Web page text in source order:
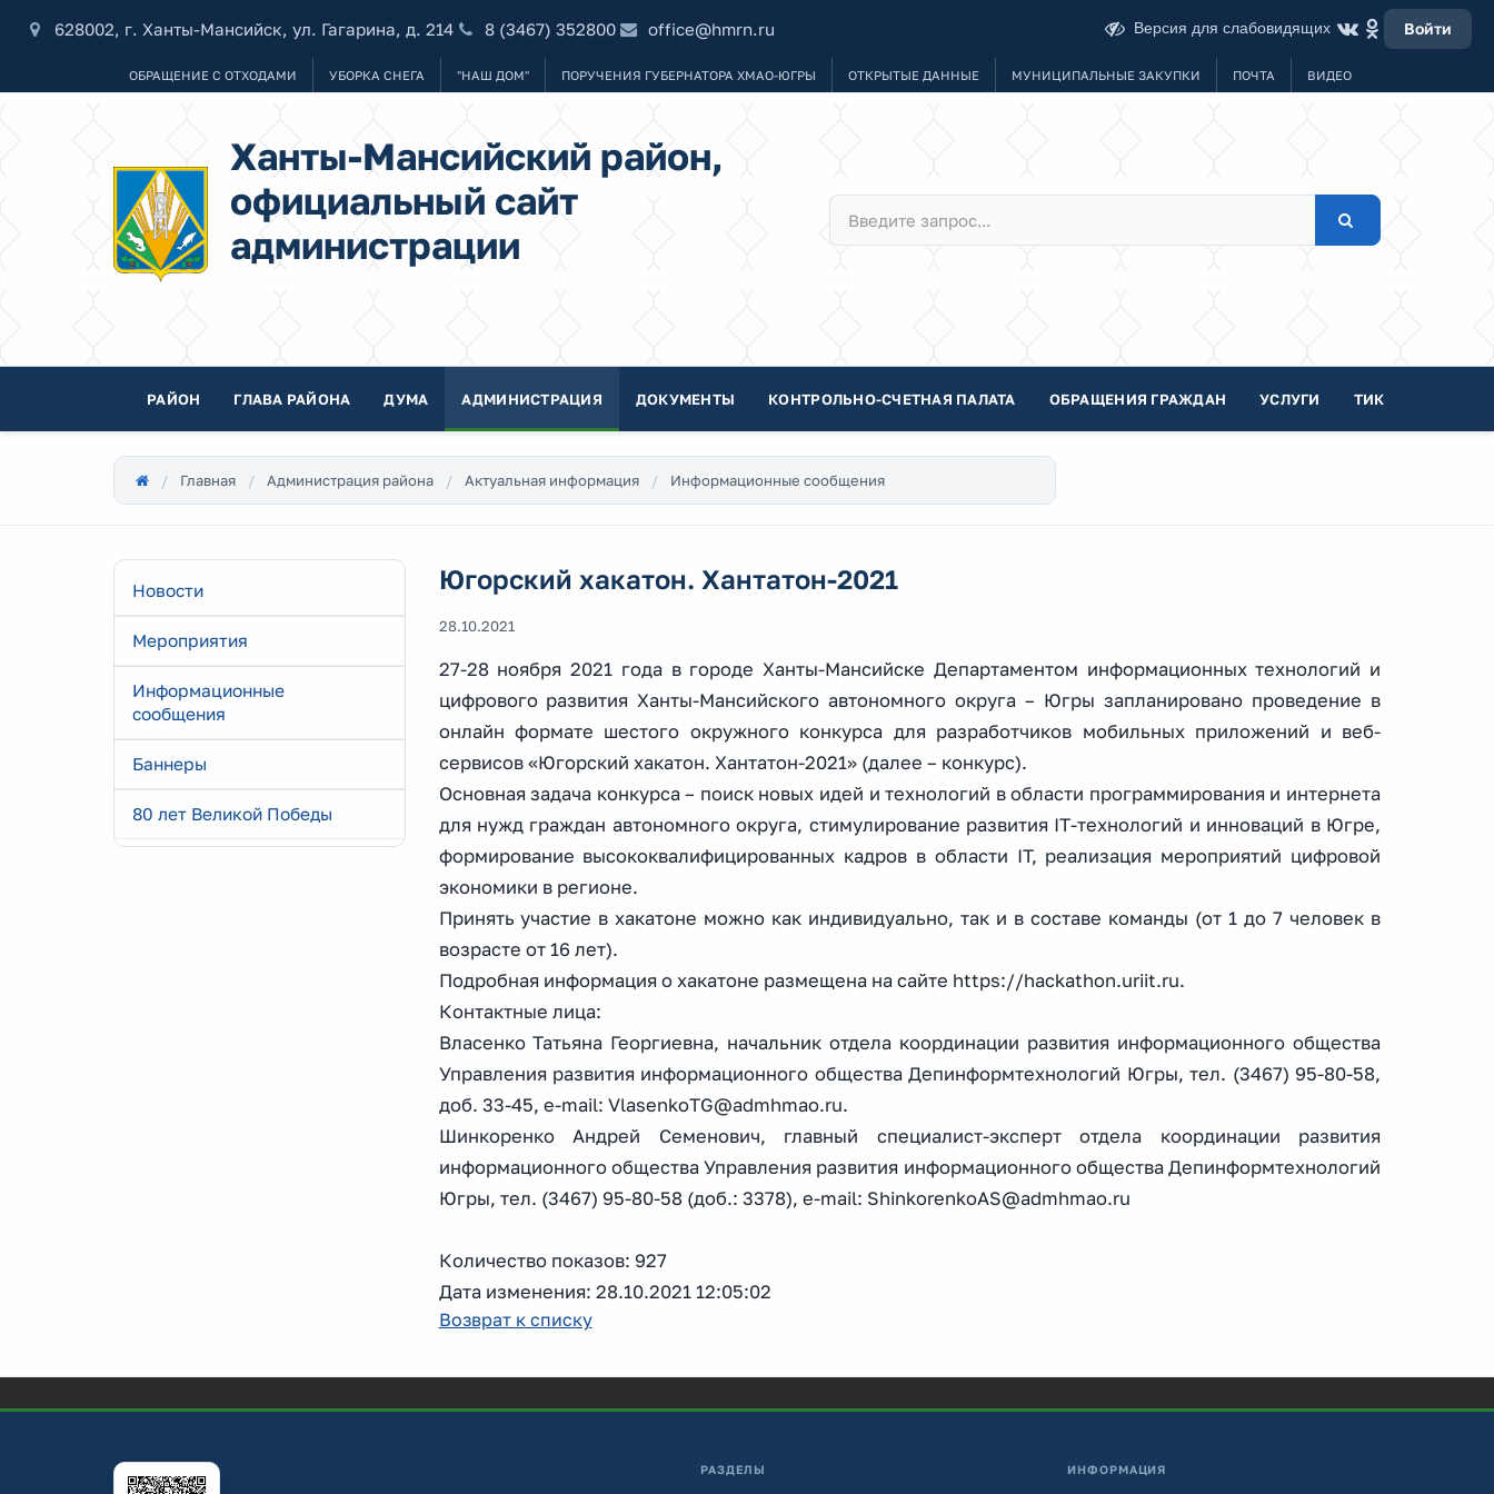
628002, г. Ханты-Мансийск, ул. Гагарина, д. 214 8 (3467) 352800 office@hmrn.ru Версия для слабовидящих Войти
ОБРАЩЕНИЕ С ОТХОДАМИ УБОРКА СНЕГА "НАШ ДОМ" ПОРУЧЕНИЯ ГУБЕРНАТОРА ХМАО-ЮГРЫ ОТКРЫТЫЕ ДАННЫЕ МУНИЦИПАЛЬНЫЕ ЗАКУПКИ ПОЧТА ВИДЕО
Ханты-Мансийский район,
официальный сайт
администрации
РАЙОН ГЛАВА РАЙОНА ДУМА АДМИНИСТРАЦИЯ ДОКУМЕНТЫ КОНТРОЛЬНО-СЧЕТНАЯ ПАЛАТА ОБРАЩЕНИЯ ГРАЖДАН УСЛУГИ ТИК
Главная Администрация района Актуальная информация Информационные сообщения
Новости
Мероприятия
Информационные
сообщения
Баннеры
80 лет Великой Победы
Югорский хакатон. Хантатон-2021
28.10.2021
27-28 ноября 2021 года в городе Ханты-Мансийске Департаментом информационных технологий и
цифрового развития Ханты-Мансийского автономного округа – Югры запланировано проведение в
онлайн формате шестого окружного конкурса для разработчиков мобильных приложений и веб-
сервисов «Югорский хакатон. Хантатон-2021» (далее – конкурс).
Основная задача конкурса – поиск новых идей и технологий в области программирования и интернета
для нужд граждан автономного округа, стимулирование развития IT-технологий и инноваций в Югре,
формирование высококвалифицированных кадров в области IT, реализация мероприятий цифровой
экономики в регионе.
Принять участие в хакатоне можно как индивидуально, так и в составе команды (от 1 до 7 человек в
возрасте от 16 лет).
Подробная информация о хакатоне размещена на сайте https://hackathon.uriit.ru.
Контактные лица:
Власенко Татьяна Георгиевна, начальник отдела координации развития информационного общества
Управления развития информационного общества Депинформтехнологий Югры, тел. (3467) 95-80-58,
доб. 33-45, e-mail: VlasenkoTG@admhmao.ru.
Шинкоренко Андрей Семенович, главный специалист-эксперт отдела координации развития
информационного общества Управления развития информационного общества Депинформтехнологий
Югры, тел. (3467) 95-80-58 (доб.: 3378), e-mail: ShinkorenkoAS@admhmao.ru
Количество показов: 927
Дата изменения: 28.10.2021 12:05:02
Возврат к списку
РАЗДЕЛЫ ИНФОРМАЦИЯ